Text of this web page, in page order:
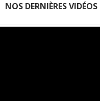
NOS DERNIÈRES VIDÉOS